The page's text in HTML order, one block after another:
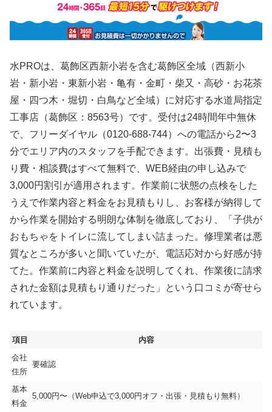
水PROは、葛飾区西新小岩を含む葛飾区全域（西新小
岩・新小岩・東新小岩・亀有・金町・柴又・高砂・お花茶
屋・四つ木・堀切・白鳥など全域）に対応する水道局指定
工事店（葛飾区：8563号）です。受付は24時間年中無休
で、フリーダイヤル（0120-688-744）への電話から2〜3
分でエリア内のスタッフを手配できます。出張費・見積も
り費・相談費はすべて無料で、WEB経由の申し込みで
3,000円割引が適用されます。作業前に状態の点検をした
うえで作業内容と料金をお見積もりし、お客様が納得して
から作業を開始する明朗な体制を徹底しており、「子供が
おもちゃをトイレに流してしまい詰まった。修理業者は悪
質なところが多いと聞いていたが、電話応対から好感が持
てた。作業前に内容と料金を説明してくれ、作業後に請求
された金額は見積もり通りだった」という口コミが寄せら
れています。
項目
内容
会社
住所
要確認
基本
料金
5,000円〜（Web申込で3,000円オフ・出張・見積もり無料）